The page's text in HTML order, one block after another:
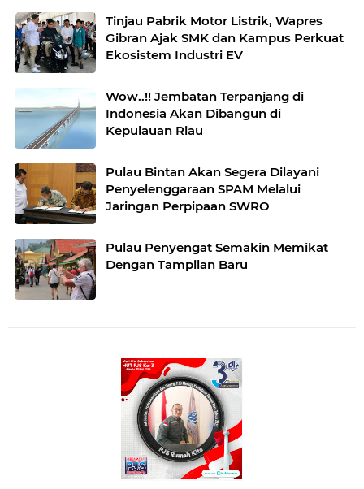
Tinjau Pabrik Motor Listrik, Wapres
Gibran Ajak SMK dan Kampus Perkuat
Ekosistem Industri EV
Wow..!! Jembatan Terpanjang di
Indonesia Akan Dibangun di
Kepulauan Riau
Pulau Bintan Akan Segera Dilayani
Penyelenggaraan SPAM Melalui
Jaringan Perpipaan SWRO
Pulau Penyengat Semakin Memikat
Dengan Tampilan Baru